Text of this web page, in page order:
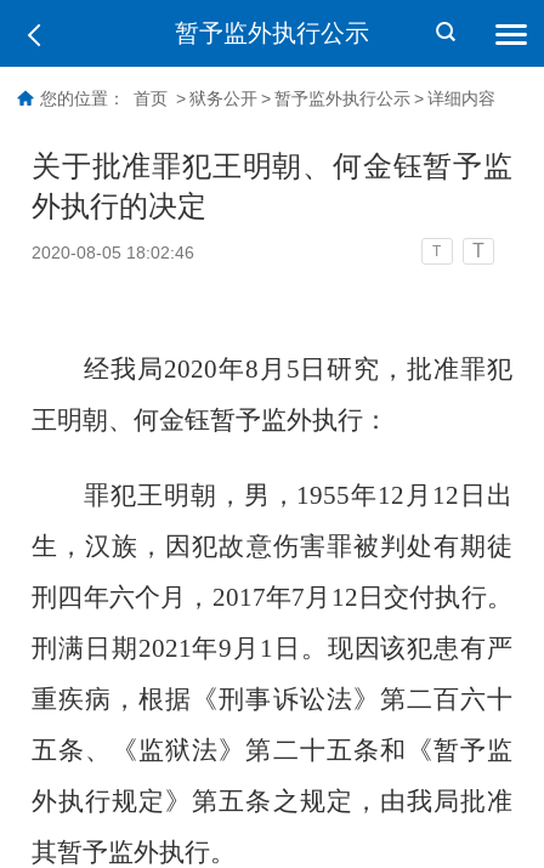
暂予监外执行公示
您的位置： 首页 > 狱务公开 > 暂予监外执行公示 > 详细内容
关于批准罪犯王明朝、何金钰暂予监
外执行的决定
2020-08-05 18:02:46 T T
经我局2020年8月5日研究，批准罪犯
王明朝、何金钰暂予监外执行：
罪犯王明朝 ，男， 1955年12 月 12 日 出
生 ，汉族，因犯故意伤害罪被判处有期徒
刑四年六个月， 2017年7月12日交付执行。
刑满日期2021年9月1日。 现因该犯患有严
重疾病，根据《刑事诉讼法》第二百六十
五条、《监狱法》第二十五条和
《暂予监
外执行规定》第五条 之规定， 由我局批准
其暂予监外执行。